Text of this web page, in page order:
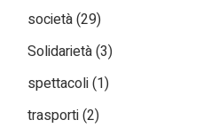
società(29)
Solidarietà(3)
spettacoli(1)
trasporti(2)